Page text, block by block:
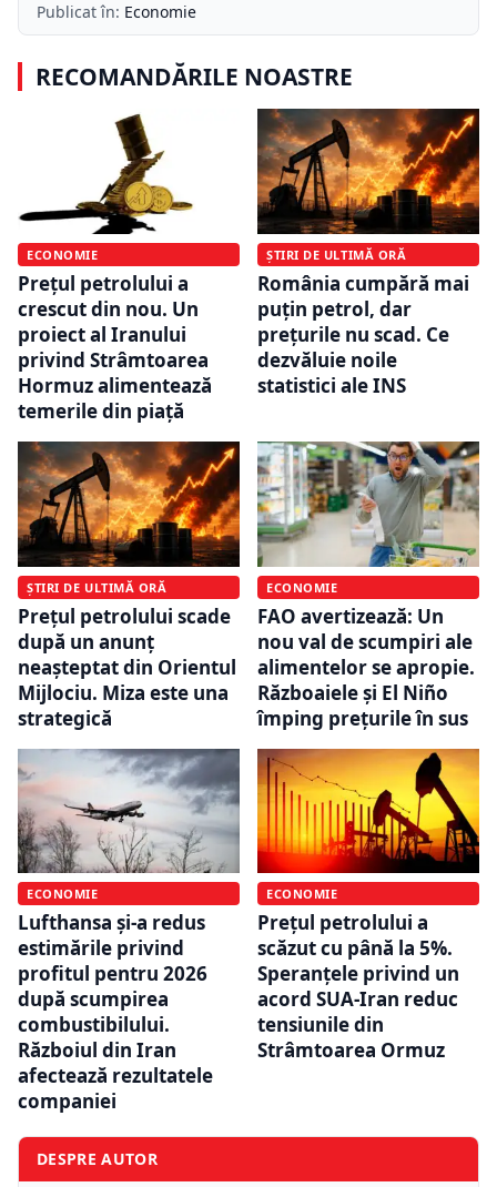
Publicat în: Economie
RECOMANDĂRILE NOASTRE
ECONOMIE
Prețul petrolului a
crescut din nou. Un
proiect al Iranului
privind Strâmtoarea
Hormuz alimentează
temerile din piață
ȘTIRI DE ULTIMĂ ORĂ
România cumpără mai
puțin petrol, dar
prețurile nu scad. Ce
dezvăluie noile
statistici ale INS
ȘTIRI DE ULTIMĂ ORĂ
Prețul petrolului scade
după un anunț
neașteptat din Orientul
Mijlociu. Miza este una
strategică
ECONOMIE
FAO avertizează: Un
nou val de scumpiri ale
alimentelor se apropie.
Războaiele și El Niño
împing prețurile în sus
ECONOMIE
Lufthansa și-a redus
estimările privind
profitul pentru 2026
după scumpirea
combustibilului.
Războiul din Iran
afectează rezultatele
companiei
ECONOMIE
Prețul petrolului a
scăzut cu până la 5%.
Speranțele privind un
acord SUA-Iran reduc
tensiunile din
Strâmtoarea Ormuz
DESPRE AUTOR